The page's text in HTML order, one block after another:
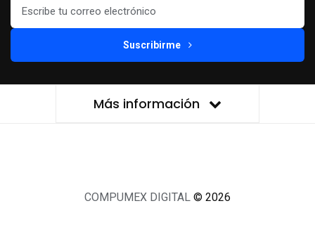
Suscribirme
Más información
COMPUMEX DIGITAL © 2026